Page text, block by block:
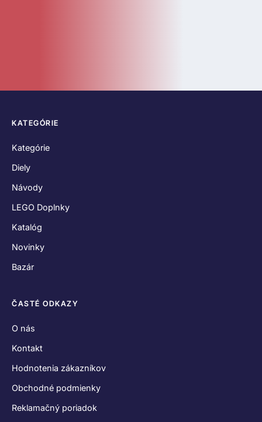
KATEGÓRIE
Kategórie
Diely
Návody
LEGO Doplnky
Katalóg
Novinky
Bazár
ČASTÉ ODKAZY
O nás
Kontakt
Hodnotenia zákazníkov
Obchodné podmienky
Reklamačný poriadok